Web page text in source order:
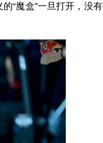
“魔盒”一旦打开，没